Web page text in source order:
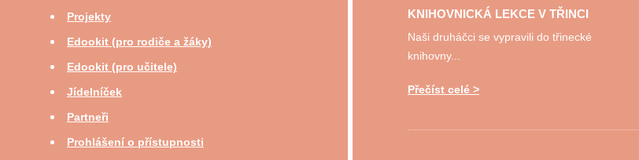
Projekty
Edookit (pro rodiče a žáky)
Edookit (pro učitele)
Jídelníček
Partneři
Prohlášení o přístupnosti
KNIHOVNICKÁ LEKCE V TŘINCI
Naši druháčci se vypravili do třinecké
knihovny...
Přečíst celé